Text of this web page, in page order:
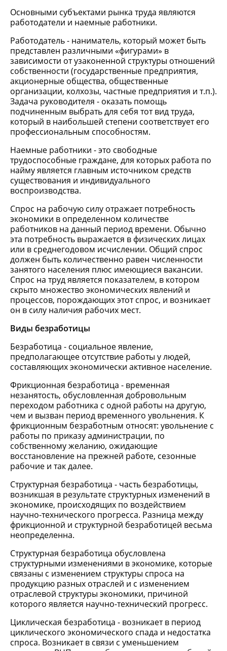
Основными субъектами рынка труда являются
работодатели и наемные работники.
Работодатель - наниматель, который может быть
представлен различными «фигурами» в
зависимости от узаконенной структуры отношений
собственности (государственные предприятия,
акционерные общества, общественные
организации, колхозы, частные предприятия и т.п.).
Задача руководителя - оказать помощь
подчиненным выбрать для себя тот вид труда,
который в наибольшей степени соответствует его
профессиональным способностям.
Наемные работники - это свободные
трудоспособные граждане, для которых работа по
найму является главным источником средств
существования и индивидуального
воспроизводства.
Спрос на рабочую силу отражает потребность
экономики в определенном количестве
работников на данный период времени. Обычно
эта потребность выражается в физических лицах
или в среднегодовом исчислении. Общий спрос
должен быть количественно равен численности
занятого населения плюс имеющиеся вакансии.
Спрос на труд является показателем, в котором
скрыто множество экономических явлений и
процессов, порождающих этот спрос, и возникает
он в силу наличия рабочих мест.
Виды безработицы
Безработица - социальное явление,
предполагающее отсутствие работы у людей,
составляющих экономически активное население.
Фрикционная безработица - временная
незанятость, обусловленная добровольным
переходом работника с одной работы на другую,
чем и вызван период временного увольнения. К
фрикционным безработным относят: увольнение с
работы по приказу администрации, по
собственному желанию, ожидающие
восстановление на прежней работе, сезонные
рабочие и так далее.
Структурная безработица - часть безработицы,
возникшая в результате структурных изменений в
экономике, происходящих по воздействием
научно-технического прогресса. Разница между
фрикционной и структурной безработицей весьма
неопределенна.
Структурная безработица обусловлена
структурными изменениями в экономике, которые
связаны с изменением структуры спроса на
продукцию разных отраслей и с изменением
отраслевой структуры экономики, причиной
которого является научно-технический прогресс.
Циклическая безработица - возникает в период
циклического экономического спада и недостатка
спроса. Возникает в связи с уменьшением